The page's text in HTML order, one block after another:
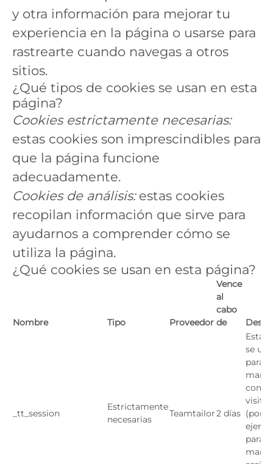
y otra información para mejorar tu
experiencia en la página o usarse para
rastrearte cuando navegas a otros
sitios.
¿Qué tipos de cookies se usan en esta
página?
Cookies estrictamente necesarias:
estas cookies son imprescindibles para
que la página funcione
adecuadamente.
Cookies de análisis:estas cookies
recopilan información que sirve para
ayudarnos a comprender cómo se
utiliza la página.
¿Qué cookies se usan en esta página?
Nombre Tipo Proveedor
Vence
al
cabo
de
_tt_session
Estrictamente
necesarias
Teamtailor2 días
Esta
se
para
(por
para